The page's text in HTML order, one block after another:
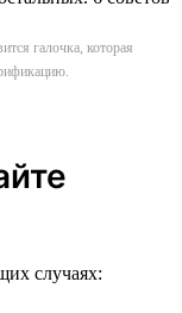
галочка, которая
случаях: